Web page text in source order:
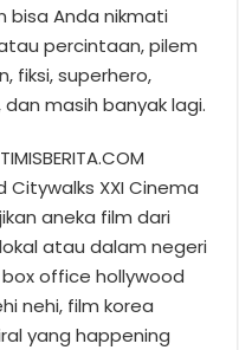
bisa Anda nikmati
percintaan, pilem
fiksi, superhero,
masih banyak lagi.
Citywalks XXI Cinema
aneka film dari
atau dalam negeri
office hollywood
nehi, film korea
yang happening